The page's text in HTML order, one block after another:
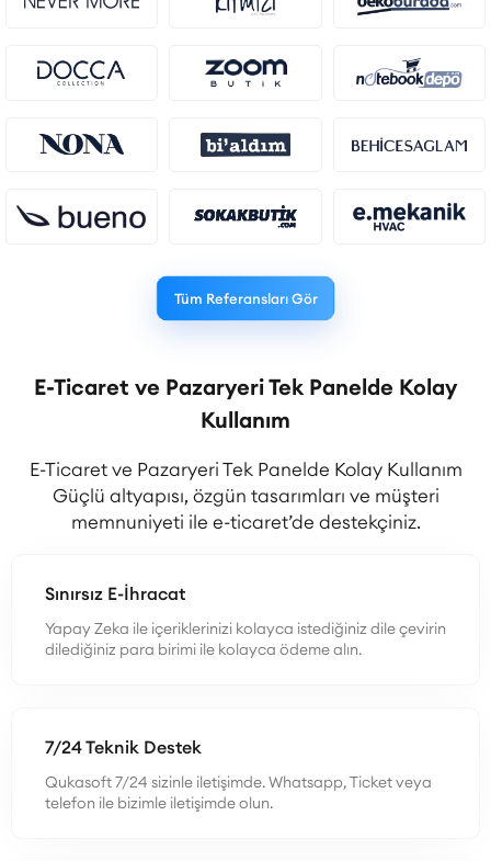
Tüm Referansları Gör
E-Ticaret ve Pazaryeri Tek Panelde Kolay
Kullanım
E-Ticaret ve Pazaryeri Tek Panelde Kolay Kullanım
Güçlü altyapısı, özgün tasarımları ve müşteri
memnuniyeti ile e-ticaret’de destekçiniz.
Sınırsız E-İhracat
Yapay Zeka ile içeriklerinizi kolayca istediğiniz dile çevirin
dilediğiniz para birimi ile kolayca ödeme alın.
7/24 Teknik Destek
Qukasoft 7/24 sizinle iletişimde. Whatsapp, Ticket veya
telefon ile bizimle iletişimde olun.